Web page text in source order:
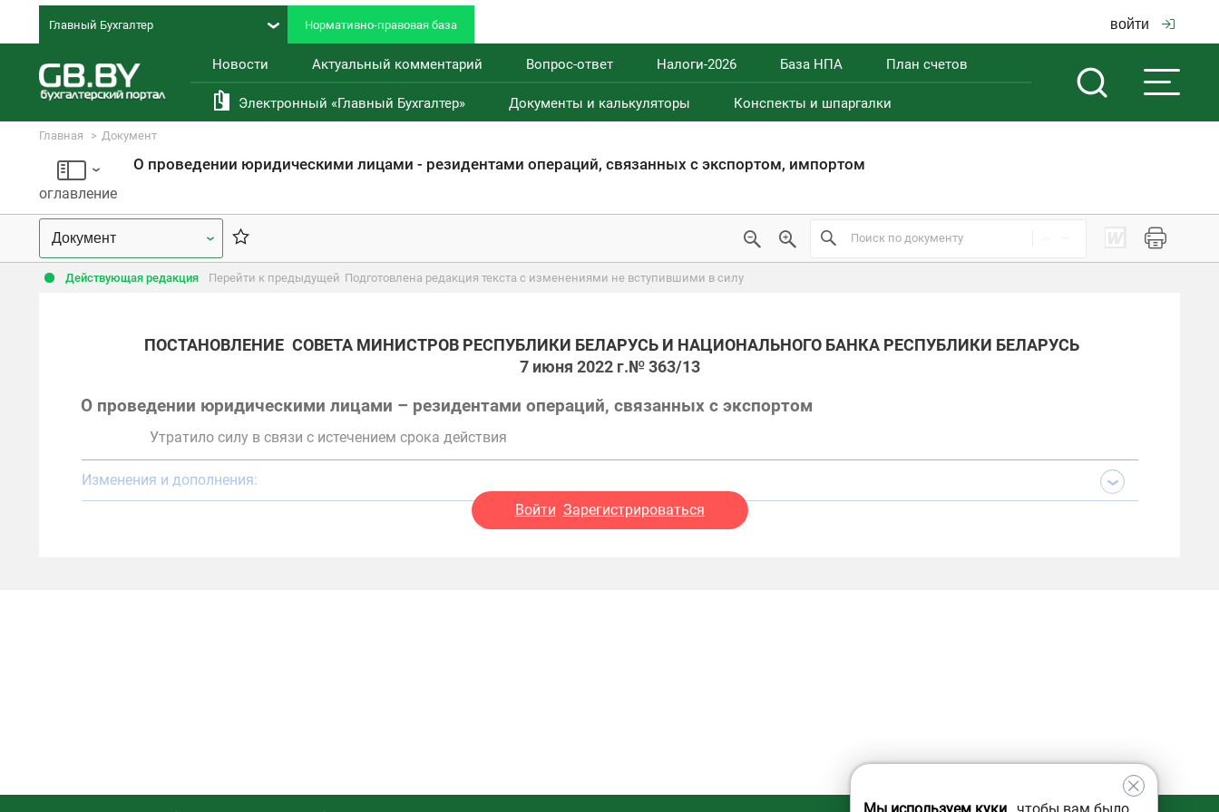
Главный Бухгалтер Нормативно-правовая база войти
Новости Актуальный комментарий Вопрос-ответ Налоги-2026 База НПА План счетов
Электронный «Главный Бухгалтер» Документы и калькуляторы Конспекты и шпаргалки
Главная Документ
оглавление
О проведении юридическими лицами - резидентами операций, связанных с экспортом, импортом
Действующая редакция Перейти к предыдущей Подготовлена редакция текста с изменениями не вступившими в силу
ПОСТАНОВЛЕНИЕ СОВЕТА МИНИСТРОВ РЕСПУБЛИКИ БЕЛАРУСЬ И НАЦИОНАЛЬНОГО БАНКА РЕСПУБЛИКИ БЕЛАРУСЬ
7 июня 2022 г.№ 363/13
О проведении юридическими лицами – резидентами операций, связанных с экспортом
Утратило силу в связи с истечением срока действия
Изменения и дополнения:
Войти Зарегистрироваться